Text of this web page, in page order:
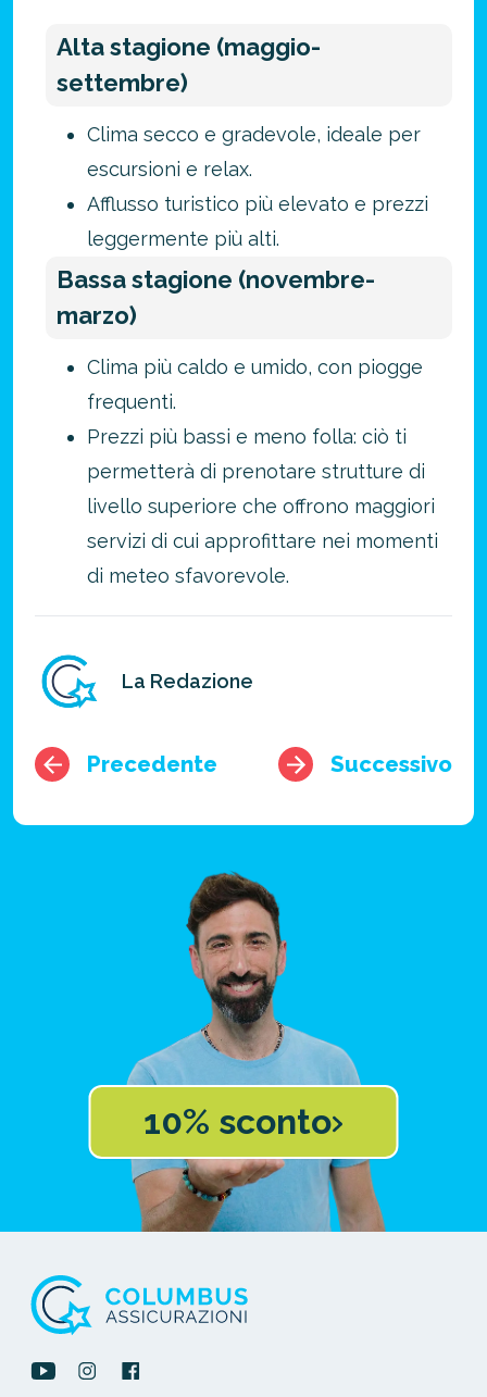
Alta stagione (maggio-
settembre)
Clima secco e gradevole, ideale per
escursioni e relax.
Afflusso turistico più elevato e prezzi
leggermente più alti.
Bassa stagione (novembre-
marzo)
Clima più caldo e umido, con piogge
frequenti.
Prezzi più bassi e meno folla: ciò ti
permetterà di prenotare strutture di
livello superiore che offrono maggiori
servizi di cui approfittare nei momenti
di meteo sfavorevole.
La Redazione
Precedente Successivo
10% sconto